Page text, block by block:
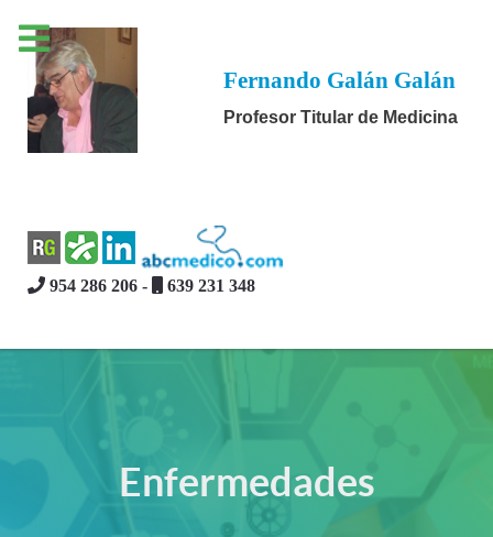
Fernando Galán Galán
Profesor Titular de Medicina
954 286 206 - 639 231 348
Enfermedades